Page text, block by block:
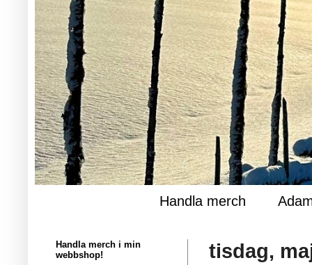
Handla merch
tisdag,
Handla merch i min
webbshop!